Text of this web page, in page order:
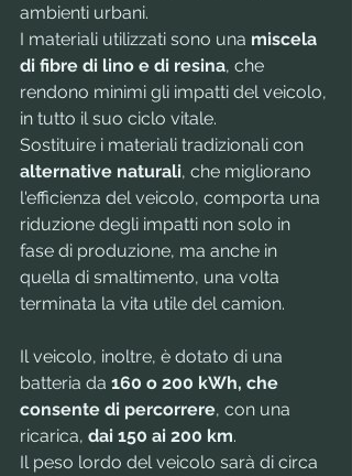
ambienti urbani.
I materiali utilizzati sono una miscela
di fibre di lino e di resina, che
rendono minimi gli impatti del veicolo,
in tutto il suo ciclo vitale.
Sostituire i materiali tradizionali con
alternative naturali, che migliorano
l'efficienza del veicolo, comporta una
riduzione degli impatti non solo in
fase di produzione, ma anche in
quella di smaltimento, una volta
terminata la vita utile del camion.
Il veicolo, inoltre, è dotato di una
batteria da 160 o 200 kWh, che
consente di percorrere, con una
ricarica, dai 150 ai 200 km.
Il peso lordo del veicolo sarà di circa